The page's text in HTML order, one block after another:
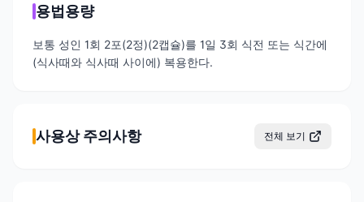
용법용량
보통 성인 1회 2포(2정)(2캡슐)를 1일 3회 식전 또는 식간에
(식사때와 식사때 사이에) 복용한다.
사용상 주의사항 전체 보기